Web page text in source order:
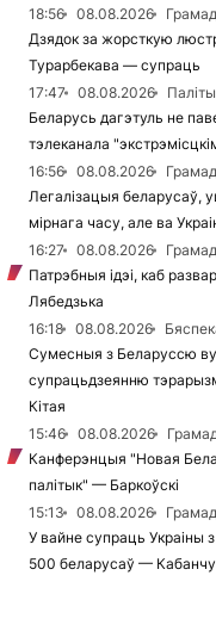
18:56
08.08.2026
Дзядок за жорсткую
Турарбекава — супраць
17:47
08.08.2026
Беларусь дагэтуль не
тэлеканала
16:56
08.08.2026
Легалізацыя беларусаў,
мірнага часу, але ва
16:27
08.08.2026
Патрэбныя ідэі, каб
Лябедзька
16:18
08.08.2026
Сумесныя з Беларуссю
супрацьдзеянню
Кітая
15:46
08.08.2026
Канферэнцыя "Новая
палітык" — Баркоўскі
15:13
08.08.2026
У вайне супраць Украіны
500 беларусаў —